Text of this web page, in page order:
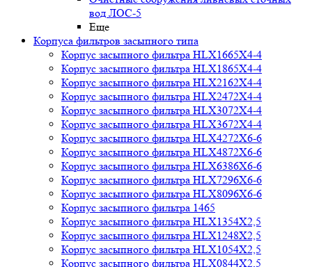
вод ЛОС-5
Еще
Корпуса фильтров засыпного типа
Корпус засыпного фильтра HLX1665X4-4
Корпус засыпного фильтра HLX1865X4-4
Корпус засыпного фильтра HLX2162X4-4
Корпус засыпного фильтра HLX2472X4-4
Корпус засыпного фильтра HLX3072X4-4
Корпус засыпного фильтра HLX3672X4-4
Корпус засыпного фильтра HLX4272X6-6
Корпус засыпного фильтра HLX4872X6-6
Корпус засыпного фильтра HLX6386X6-6
Корпус засыпного фильтра HLX7296X6-6
Корпус засыпного фильтра HLX8096X6-6
Корпус засыпного фильтра 1465
Корпус засыпного фильтра HLX1354X2,5
Корпус засыпного фильтра HLX1248X2,5
Корпус засыпного фильтра HLX1054X2,5
Корпус засыпного фильтра HLX0844X2,5